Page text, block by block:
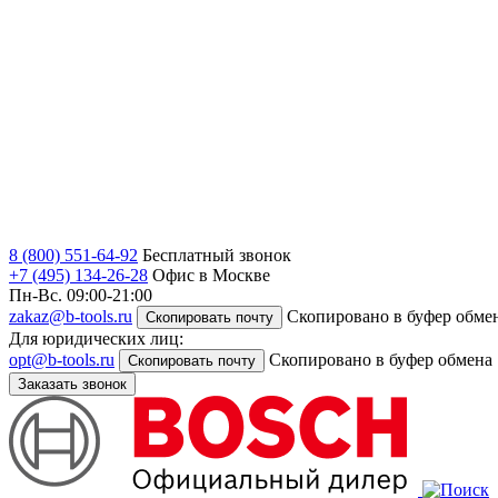
8 (800) 551-64-92 Бесплатный звонок
+7 (495) 134-26-28 Офис в Москве
Пн-Вс. 09:00-21:00
zakaz@b-tools.ru
Скопировать почту
Скопировано в буфер
Для юридических лиц:
opt@b-tools.ru
Скопировать почту Скопировано в буфер обмена
Заказать звонок